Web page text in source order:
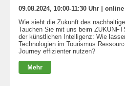
09.08.2024, 10:00-11:30 Uhr | online
Wie sieht die Zukunft des
Tauchen Sie mit uns beim
der künstlichen Intelligenz: Wie
Technologien im Tourismus
Journey effizienter nutzen?
Mehr